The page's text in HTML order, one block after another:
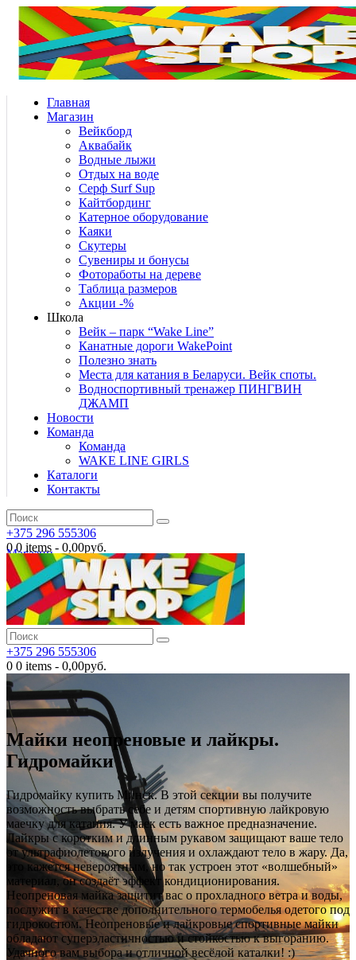
Главная
Магазин
Вейкборд
Аквабайк
Водные лыжи
Отдых на воде
Серф Surf Sup
Кайтбординг
Катерное оборудование
Каяки
Скутеры
Сувениры и бонусы
Фотоработы на дереве
Таблица размеров
Акции -%
Школа
Вейк – парк “Wake Line”
Канатные дороги WakePoint
Полезно знать
Места для катания в Беларуси. Вейк споты.
Водноспортивный тренажер ПИНГВИН
ДЖАМП
Новости
Команда
Команда
WAKE LINE GIRLS
Каталоги
Контакты
+375 296 555306
0 0 items - 0,00руб.
Магазин
+375 296 555306
0 0 items - 0,00руб.
Майки неопреновые и лайкры.
Гидромайки
Гидромайку купить Минск. В этой секции вы получите
возможность выбрать себе и детям спортивную лайкровую
маечку для катания. У маек есть важное предназначение.
Лайкры с коротким и длинным рукавом защищают ваше тело
от ультрафиолетового излучения и охлаждают тело в жару. Да,
это кажется невероятным, но так устроен этот «волшебный»
материал, он создаёт эффект кондиционирования.
Неопреновая майка защитит вас о прохладного ветра и воды,
послужит в качестве дополнительного термобелья одетого под
гидрокостюм. Неопреновые и лайкровые спортивные майки
обладают суперэластичностью и стойкостью к выгоранию.
Удачного вам выбора и отличной весёлой каталки! :)